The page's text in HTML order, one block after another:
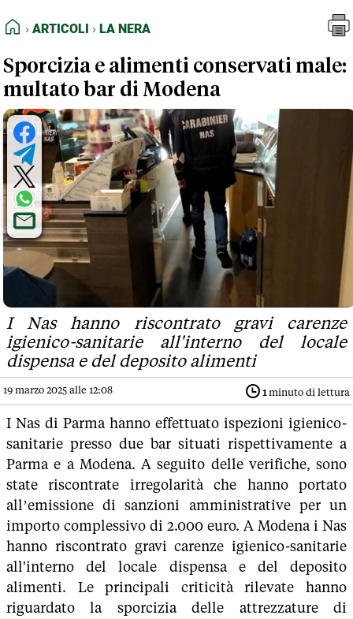
FEED RSS
NORMATIVE DEONTOLOGICHE
TERMINI e CONDIZIONI
HOME
ARTICOLI LA NERA
Sporcizia e alimenti conservati male:
multato bar di Modena
I Nas hanno riscontrato gravi carenze
igienico-sanitarie all'interno del locale
dispensa e del deposito alimenti
19 marzo 2025 alle 12:08 1minuto di lettura
I Nas di Parma hanno effettuato ispezioni igienico-
sanitarie presso due bar situati rispettivamente a
Parma e a Modena. A seguito delle verifiche, sono
state riscontrate irregolarità che hanno portato
all’emissione di sanzioni amministrative per un
importo complessivo di 2.000 euro. A Modena i Nas
hanno riscontrato gravi carenze igienico-sanitarie
all'interno del locale dispensa e del deposito
alimenti. Le principali criticità rilevate hanno
riguardato la sporcizia delle attrezzature di